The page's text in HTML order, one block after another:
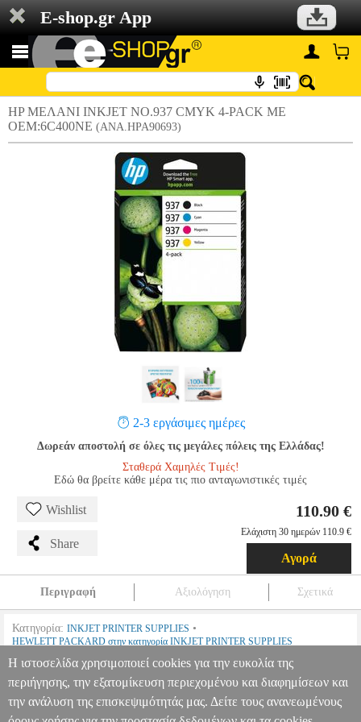
E-shop.gr App
HP ΜΕΛΑΝΙ INKJET NO.937 CMYK 4-PACK ΜΕ
OEM:6C400NE (ANA.HPA90693)
2-3 εργάσιμες ημέρες
Δωρεάν αποστολή σε όλες τις μεγάλες πόλεις της Ελλάδας!
Σταθερά Χαμηλές Τιμές!
Εδώ θα βρείτε κάθε μέρα τις πιο ανταγωνιστικές τιμές
Wishlist
Share
110.90 €
Ελάχιστη 30 ημερών 110.9 €
Αγορά
Περιγραφή Αξιολόγηση Σχετικά
Κατηγορία: INKJET PRINTER SUPPLIES •
HEWLETT PACKARD στην κατηγορία INKJET PRINTER SUPPLIES
•OEM:6C400NE
HP ΜΕΛΑΝΙ INKJET NO.937 CMYK 4-PACK ΜΕ
Η ιστοσελίδα χρησιμοποιεί cookies για την ευκολία της
περιήγησης, την εξατομίκευση περιεχομένου και διαφημίσεων και
την ανάλυση της επισκεψιμότητάς μας. Δείτε τους ανανεωμένους